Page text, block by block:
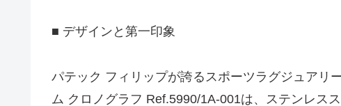
■ デザインと第一印象
パテック フィリップが誇るスポーツラグジュアリ
ム クロノグラフ Ref.5990/1A‑001は、ステンレス